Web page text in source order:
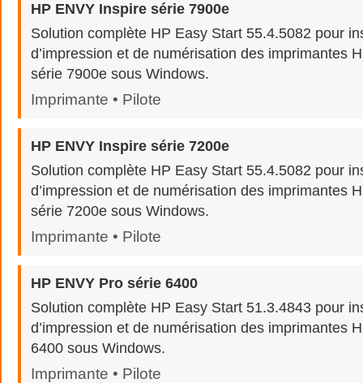
HP ENVY Inspire série 7900e
Solution complète HP Easy Start 55.4.5082 pour
d’impression et de numérisation des imprimantes
série 7900e sous Windows.
Imprimante • Pilote
HP ENVY Inspire série 7200e
Solution complète HP Easy Start 55.4.5082 pour
d’impression et de numérisation des imprimantes
série 7200e sous Windows.
Imprimante • Pilote
HP ENVY Pro série 6400
Solution complète HP Easy Start 51.3.4843 pour
d’impression et de numérisation des imprimantes
6400 sous Windows.
Imprimante • Pilote